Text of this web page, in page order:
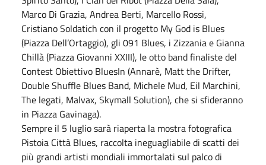
Marco Di Grazia, Andrea Berti, Marcello Rossi,
Cristiano Soldatich con il progetto My God is Blues
(Piazza Dell’Ortaggio), gli 091 Blues, i Zizzania e Gianna
Chillà (Piazza Giovanni XXIII), le otto band finaliste del
Contest Obiettivo BluesIn (Annarè, Matt the Drifter,
Double Shuffle Blues Band, Michele Mud, Eil Marchini,
The legati, Malvax, Skymall Solution), che si sfideranno
in Piazza Gavinaga).
Sempre il 5 luglio sarà riaperta la mostra fotografica
Pistoia Città Blues, raccolta ineguagliabile di scatti dei
più grandi artisti mondiali immortalati sul palco di